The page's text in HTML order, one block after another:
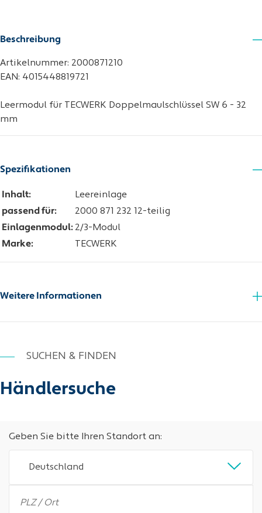
Beschreibung
Artikelnummer: 2000871210
EAN: 4015448819721
Leermodul für TECWERK Doppelmaulschlüssel SW 6 - 32
mm
Spezifikationen
Inhalt:
Leereinlage
passend für:
2000 871 232 12-teilig
Einlagenmodul: 2/3-Modul
Marke:
TECWERK
Weitere Informationen
SUCHEN & FINDEN
Händlersuche
Geben Sie bitte Ihren Standort an:
Deutschland